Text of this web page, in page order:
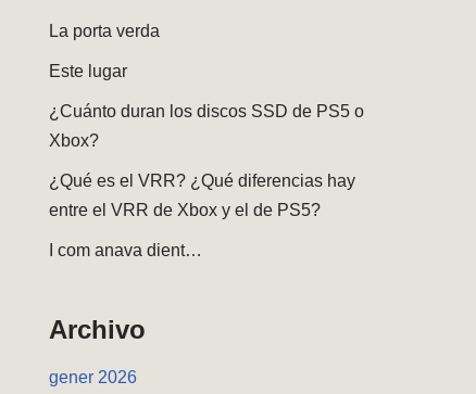
La porta verda
Este lugar
¿Cuánto duran los discos SSD de PS5 o
Xbox?
¿Qué es el VRR? ¿Qué diferencias hay
entre el VRR de Xbox y el de PS5?
I com anava dient…
Archivo
gener 2026